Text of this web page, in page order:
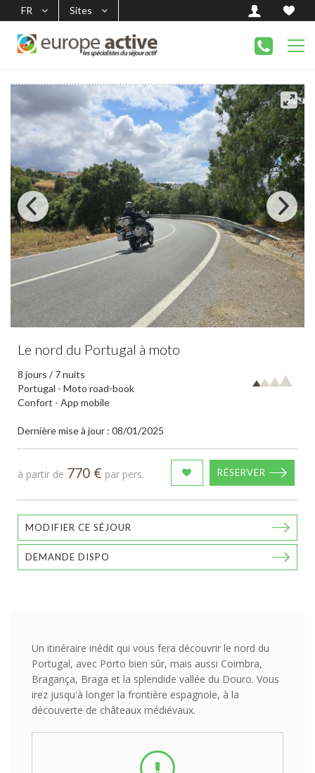
FR Sites
Le nord du Portugal à moto
8 jours / 7 nuits
Portugal - Moto road-book
Confort - App mobile
Dernière mise à jour : 08/01/2025
à partir de 770 € par pers. RÉSERVER
MODIFIER CE SÉJOUR
DEMANDE DISPO
Un itinéraire inédit qui vous fera découvrir le nord du
Portugal, avec Porto bien sûr, mais aussi Coimbra,
Bragança, Braga et la splendide vallée du Douro. Vous
irez jusqu'à longer la frontière espagnole, à la
découverte de châteaux médiévaux.